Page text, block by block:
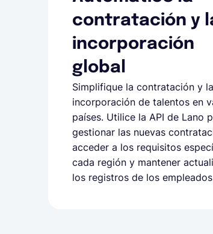
contratación y
incorporación
global
Simplifique la contratación y la
incorporación de talentos en
países. Utilice la API de Lano
gestionar las nuevas
acceder a los requisitos
cada región y mantener
los registros de los